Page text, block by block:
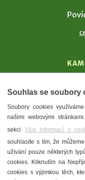
Souhlas se soubory
Soubory cookies
našimi webovými
sekci Více informací o
souhlasíte s tím, že
užívání pouze některých
cookies. Kliknutím na
cookies s výjimkou těch,